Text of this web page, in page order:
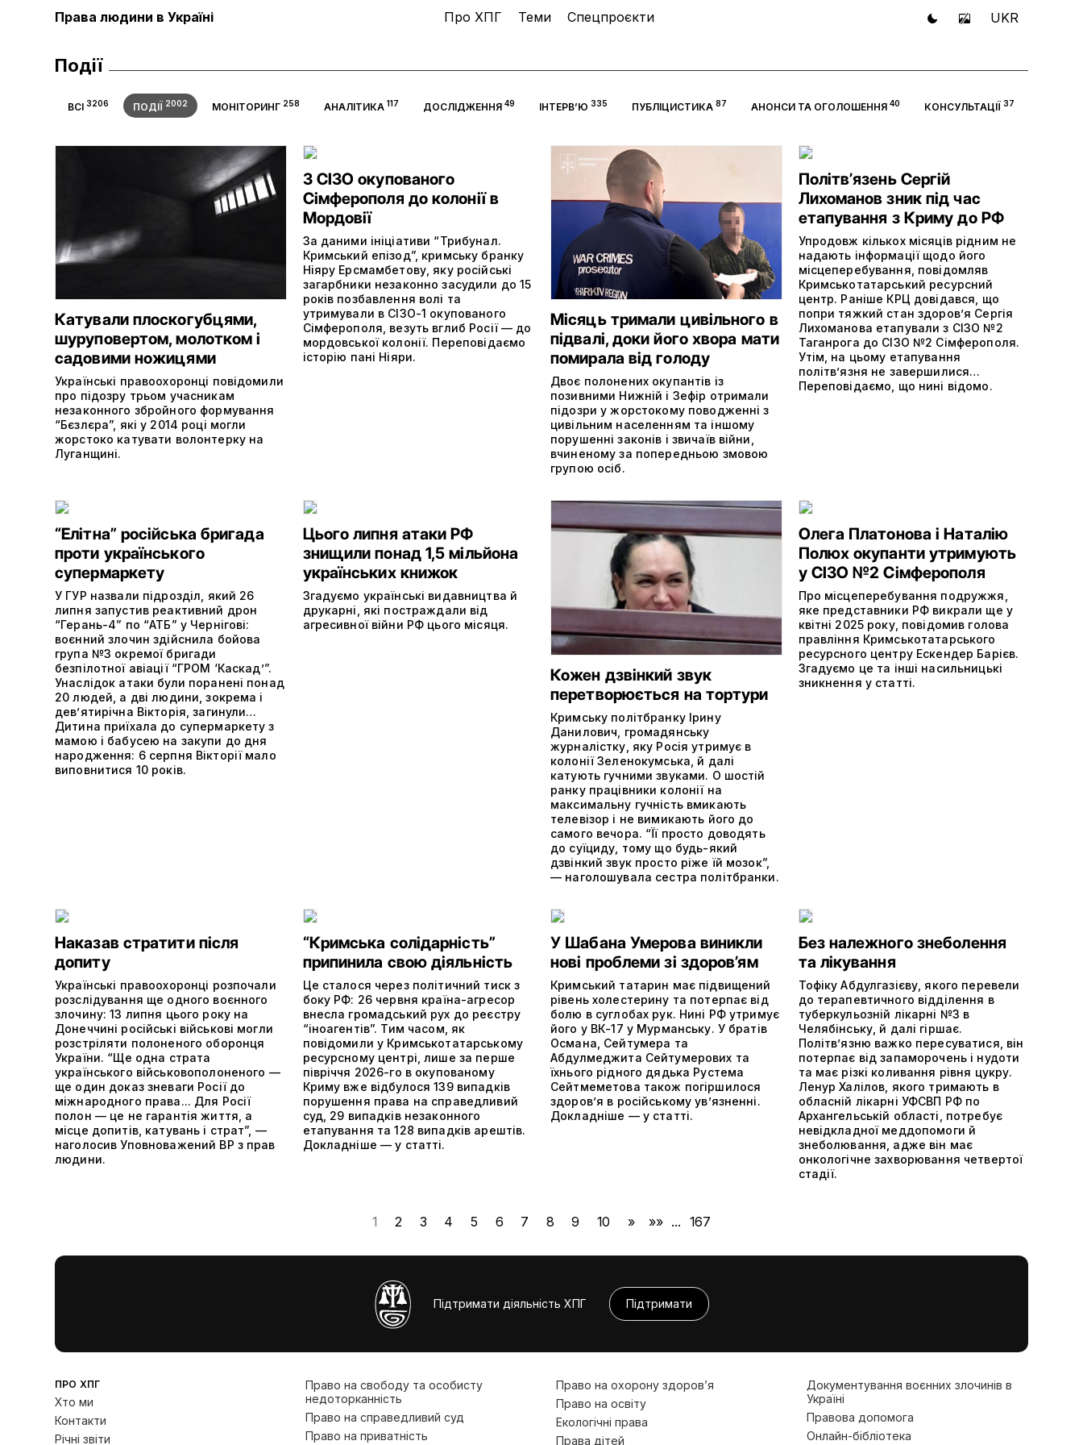
Права людини в Україні Про ХПГ Теми Спецпроєкти UKR
Події
ВСІ3206 ПОДІЇ2002 МОНІТОРИНГ258 АНАЛІТИКА 117 ДОСЛІДЖЕННЯ49 ІНТЕРВ’Ю 335 ПУБЛІЦИСТИКА 87 АНОНСИ ТА ОГОЛОШЕННЯ40 КОНСУЛЬТАЦІЇ37
Катували плоскогубцями,
шуруповертом, молотком і
садовими ножицями
Українські правоохоронці повідомили
про підозру трьом учасникам
незаконного збройного формування
“Бєзлєра”, які у 2014 році могли
жорстоко катувати волонтерку на
Луганщині.
З СІЗО окупованого
Сімферополя до колонії в
Мордовії
За даними ініціативи “Трибунал.
Кримський епізод”, кримську бранку
Ніяру Ерсмамбетову, яку російські
загарбники незаконно засудили до 15
років позбавлення волі та
утримували в СІЗО-1 окупованого
Сімферополя, везуть вглиб Росії — до
мордовської колонії. Переповідаємо
історію пані Ніяри.
Місяць тримали цивільного в
підвалі, доки його хвора мати
помирала від голоду
Двоє полонених окупантів із
позивними Нижній і Зефір отримали
підозри у жорстокому поводженні з
цивільним населенням та іншому
порушенні законів і звичаїв війни,
вчиненому за попередньою змовою
групою осіб.
Політвʼязень Сергій
Лихоманов зник під час
етапування з Криму до РФ
Упродовж кількох місяців рідним не
надають інформації щодо його
місцеперебування, повідомляв
Кримськотатарський ресурсний
центр. Раніше КРЦ довідався, що
попри тяжкий стан здоров’я Сергія
Лихоманова етапували з СІЗО №2
Таганрога до СІЗО №2 Сімферополя.
Утім, на цьому етапування
політвʼязня не завершилися…
Переповідаємо, що нині відомо.
“Елітна” російська бригада
проти українського
супермаркету
У ГУР назвали підрозділ, який 26
липня запустив реактивний дрон
“Герань-4” по “АТБ” у Чернігові:
воєнний злочин здійснила бойова
група №3 окремої бригади
безпілотної авіації “ГРОМ ‘Каскад’”.
Унаслідок атаки були поранені понад
20 людей, а дві людини, зокрема і
дев’ятирічна Вікторія, загинули…
Дитина приїхала до супермаркету з
мамою і бабусею на закупи до дня
народження: 6 серпня Вікторії мало
виповнитися 10 років.
Цього липня атаки РФ
знищили понад 1,5 мільйона
українських книжок
Згадуємо українські видавництва й
друкарні, які постраждали від
агресивної війни РФ цього місяця.
Кожен дзвінкий звук
перетворюється на тортури
Кримську політбранку Ірину
Данилович, громадянську
журналістку, яку Росія утримує в
колонії Зеленокумська, й далі
катують гучними звуками. О шостій
ранку працівники колонії на
максимальну гучність вмикають
телевізор і не вимикають його до
самого вечора. “Її просто доводять
до суїциду, тому що будь-який
дзвінкий звук просто ріже їй мозок”,
— наголошувала сестра політбранки.
Олега Платонова і Наталію
Полюх окупанти утримують
у СІЗО №2 Сімферополя
Про місцеперебування подружжя,
яке представники РФ викрали ще у
квітні 2025 року, повідомив голова
правління Кримськотатарського
ресурсного центру Ескендер Барієв.
Згадуємо це та інші насильницькі
зникнення у статті.
Наказав стратити після
допиту
Українські правоохоронці розпочали
розслідування ще одного воєнного
злочину: 13 липня цього року на
Донеччині російські військові могли
розстріляти полоненого оборонця
України. “Ще одна страта
українського військовополоненого —
ще один доказ зневаги Росії до
міжнародного права... Для Росії
полон — це не гарантія життя, а
місце допитів, катувань і страт”, —
наголосив Уповноважений ВР з прав
людини.
“Кримська солідарність”
припинила свою діяльність
Це сталося через політичний тиск з
боку РФ: 26 червня країна-агресор
внесла громадський рух до реєстру
“іноагентів”. Тим часом, як
повідомили у Кримськотатарському
ресурсному центрі, лише за перше
півріччя 2026-го в окупованому
Криму вже відбулося 139 випадків
порушення права на справедливий
суд, 29 випадків незаконного
етапування та 128 випадків арештів.
Докладніше — у статті.
У Шабана Умерова виникли
нові проблеми зі здоров’ям
Кримський татарин має підвищений
рівень холестерину та потерпає від
болю в суглобах рук. Нині РФ утримує
його у ВК-17 у Мурманську. У братів
Османа, Сейтумера та
Абдулмеджита Сейтумерових та
їхнього рідного дядька Рустема
Сейтмеметова також погіршилося
здоров’я в російському ув’язненні.
Докладніше — у статті.
Без належного знеболення
та лікування
Тофіку Абдулгазієву, якого перевели
до терапевтичного відділення в
туберкульозній лікарні №3 в
Челябінську, й далі гіршає.
Політвʼязню важко пересуватися, він
потерпає від запаморочень і нудоти
та має різкі коливання рівня цукру.
Ленур Халілов, якого тримають в
обласній лікарні УФСВП РФ по
Архангельській області, потребує
невідкладної меддопомоги й
знеболювання, адже він має
онкологічне захворювання четвертої
стадії.
1 2 3 4 5 6 7 8 9 10 » »» ... 167
Підтримати діяльність ХПГ Підтримати
ПРО ХПГ
Хто ми
Контакти
Річні звіти
Право на свободу та особисту
недоторканність
Право на справедливий суд
Право на приватність
Право на охорону здоров’я
Право на освіту
Екологічні права
Права дітей
Документування воєнних злочинів в
Україні
Правова допомога
Онлайн-бібліотека